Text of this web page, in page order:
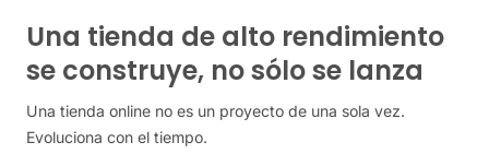
Una tienda de alto rendimiento
se construye, no sólo se lanza
Una tienda online no es un proyecto de una sola vez.
Evoluciona con el tiempo.